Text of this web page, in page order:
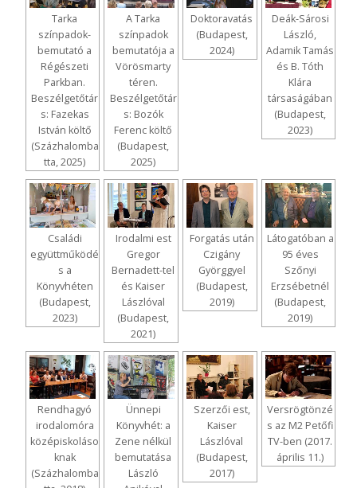
Tarka
színpadok-
bemutató a
Régészeti
Parkban.
Beszélgetőtár
s: Fazekas
István költő
(Százhalomba
tta, 2025)
A Tarka
színpadok
bemutatója a
Vörösmarty
téren.
Beszélgetőtár
s: Bozók
Ferenc költő
(Budapest,
2025)
Doktoravatás
(Budapest,
2024)
Deák-Sárosi
László,
Adamik Tamás
és B. Tóth
Klára
társaságában
(Budapest,
2023)
Családi
együttműködé
s a
Könyvhéten
(Budapest,
2023)
Irodalmi est
Gregor
Bernadett-tel
és Kaiser
Lászlóval
(Budapest,
2021)
Forgatás után
Czigány
Györggyel
(Budapest,
2019)
Látogatóban a
95 éves
Szőnyi
Erzsébetnél
(Budapest,
2019)
Rendhagyó
irodalomóra
középiskoláso
knak
(Százhalomba
Ünnepi
Könyvhét: a
Zene nélkül
bemutatása
László
Szerzői est,
Kaiser
Lászlóval
(Budapest,
2017)
Versrögtönzé
s az M2 Petőfi
TV-ben (2017.
április 11.)